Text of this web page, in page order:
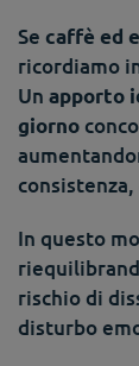
Se caffè ed
ricordiamo
Un apporto
giorno
In questo
rischio di
disturbo